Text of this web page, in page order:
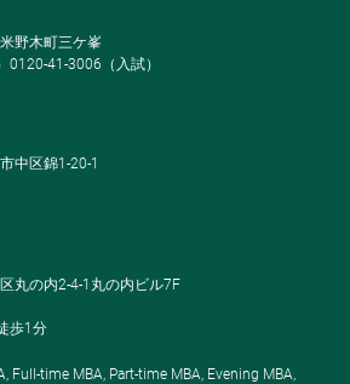
野木町三ケ峯
0120-41-3006（入試）
中区錦1-20-1
丸の内2-4-1丸の内ビル7F
歩1分
Full-time MBA, Part-time MBA, Evening MBA,